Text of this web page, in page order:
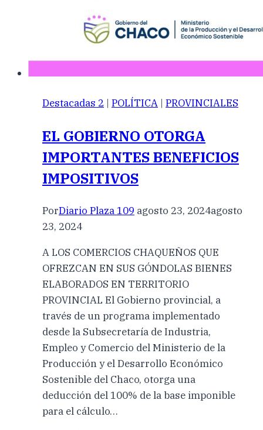
Destacadas 2 | POLÍTICA | PROVINCIALES
EL GOBIERNO OTORGA
IMPORTANTES BENEFICIOS
IMPOSITIVOS
PorDiario Plaza 109 agosto 23, 2024agosto
23, 2024
A LOS COMERCIOS CHAQUEÑOS QUE
OFREZCAN EN SUS GÓNDOLAS BIENES
ELABORADOS EN TERRITORIO
PROVINCIAL El Gobierno provincial, a
través de un programa implementado
desde la Subsecretaría de Industria,
Empleo y Comercio del Ministerio de la
Producción y el Desarrollo Económico
Sostenible del Chaco, otorga una
deducción del 100% de la base imponible
para el cálculo…